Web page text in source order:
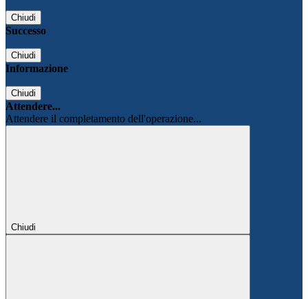
Chiudi
Successo
Chiudi
Informazione
Chiudi
Attendere...
Attendere il completamento dell'operazione...
Chiudi